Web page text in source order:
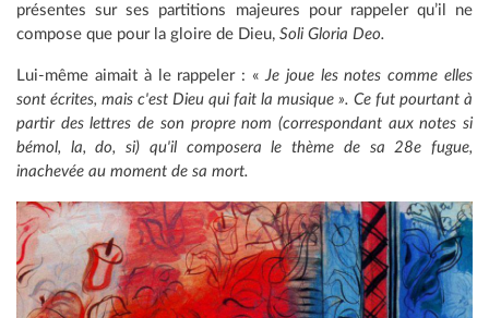
présentes sur ses partitions majeures pour rappeler qu’il ne
compose que pour la gloire de Dieu, Soli Gloria Deo.
Lui-même aimait à le rappeler : « Je joue les notes comme elles
sont écrites, mais c'est Dieu qui fait la musique ». Ce fut pourtant à
partir des lettres de son propre nom (correspondant aux notes si
bémol, la, do, si) qu'il composera le thème de sa 28e fugue,
inachevée au moment de sa mort.